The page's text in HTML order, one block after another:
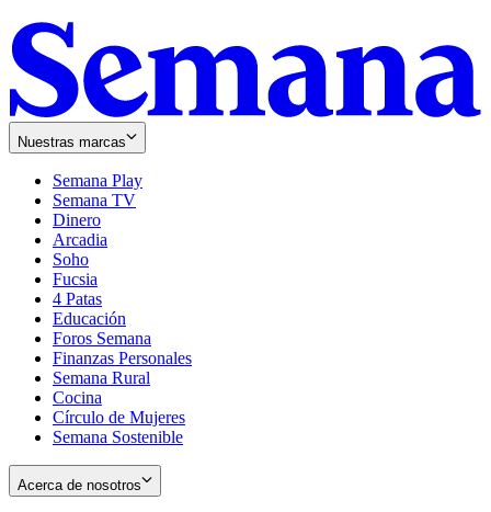
Nuestras marcas
Semana Play
Semana TV
Dinero
Arcadia
Soho
in
new
window
Fucsia
in
new
window
4 Patas
Educación
Foros Semana
Finanzas Personales
Semana Rural
Cocina
Círculo de Mujeres
Semana Sostenible
Acerca de nosotros